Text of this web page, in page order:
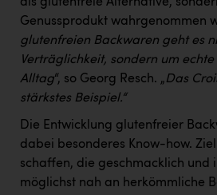
Genussprodukt wahrgenommen
glutenfreien Backwaren geht es
Verträglichkeit, sondern um
Alltag“, so Georg Resch. „Das
stärkstes Beispiel.“
Die Entwicklung glutenfreier
dabei besonderes Know-how.
schaffen, die geschmacklich und
möglichst nah an herkömmliche